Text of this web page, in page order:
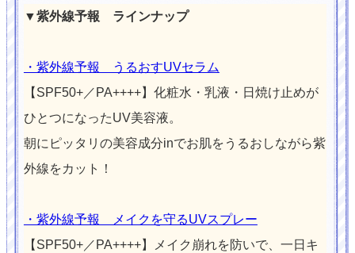
▼紫外線予報 ラインナップ
・紫外線予報 うるおすUVセラム
【SPF50+／PA++++】化粧水・乳液・日焼け止めが
ひとつになったUV美容液。
朝にピッタリの美容成分inでお肌をうるおしながら紫
外線をカット！
・紫外線予報 メイクを守るUVスプレー
【SPF50+／PA++++】メイク崩れを防いで、一日キ